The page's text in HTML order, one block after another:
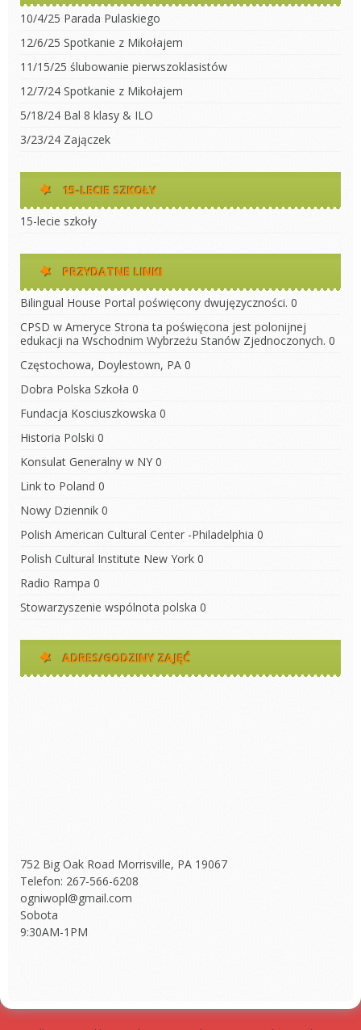
10/4/25 Parada Pulaskiego
12/6/25 Spotkanie z Mikołajem
11/15/25 ślubowanie pierwszoklasistów
12/7/24 Spotkanie z Mikołajem
5/18/24 Bal 8 klasy & ILO
3/23/24 Zajączek
15-LECIE SZKOŁY
15-lecie szkoły
PRZYDATNE LINKI
Bilingual House Portal poświęcony dwujęzyczności. 0
CPSD w Ameryce Strona ta poświęcona jest polonijnej
edukacji na Wschodnim Wybrzeżu Stanów Zjednoczonych. 0
Częstochowa, Doylestown, PA 0
Dobra Polska Szkoła 0
Fundacja Kosciuszkowska 0
Historia Polski 0
Konsulat Generalny w NY 0
Link to Poland 0
Nowy Dziennik 0
Polish American Cultural Center -Philadelphia 0
Polish Cultural Institute New York 0
Radio Rampa 0
Stowarzyszenie wspólnota polska 0
ADRES/GODZINY ZAJĘĆ
752 Big Oak Road Morrisville, PA 19067
Telefon: 267-566-6208
ogniwopl@gmail.com
Sobota
9:30AM-1PM